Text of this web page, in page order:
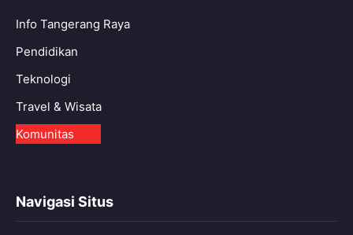
Info Tangerang Raya
Pendidikan
Teknologi
Travel & Wisata
Komunitas
Navigasi Situs